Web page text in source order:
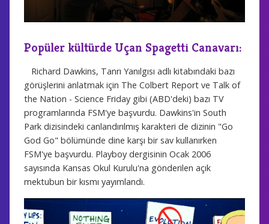
Popüler kültürde Uçan Spagetti Canavarı:
Richard Dawkins, Tanrı Yanılgısı adlı kitabındaki bazı
görüşlerini anlatmak için The Colbert Report ve Talk of
the Nation - Science Friday gibi (ABD'deki) bazı TV
programlarında FSM'ye başvurdu. Dawkins'in South
Park dizisindeki canlandırılmış karakteri de dizinin "Go
God Go" bölümünde dine karşı bir sav kullanırken
FSM'ye başvurdu. Playboy dergisinin Ocak 2006
sayısında Kansas Okul Kurulu'na gönderilen açık
mektubun bir kısmı yayımlandı.